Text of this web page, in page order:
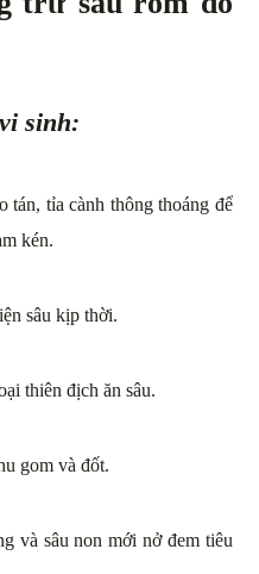
sinh:
tán, tỉa cành thông thoáng để
kén.
sâu kịp thời.
thiên địch ăn sâu.
gom và đốt.
và sâu non mới nở đem tiêu